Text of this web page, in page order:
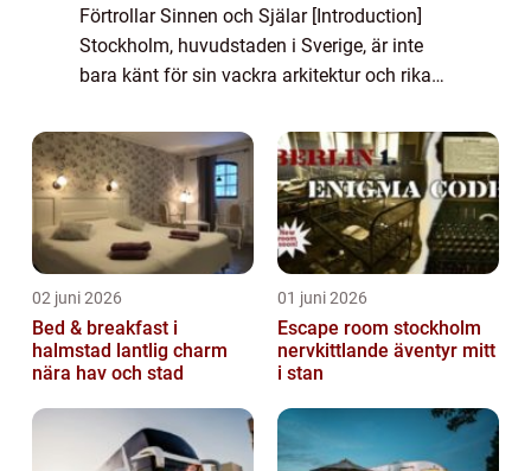
Förtrollar Sinnen och Själar [Introduction]
Stockholm, huvudstaden i Sverige, är inte
bara känt för sin vackra arkitektur och rika
festivaler som lockar besökare frå...
02 juni 2026
Bed & breakfast i
halmstad lantlig charm
nära hav och stad
01 juni 2026
Escape room stockholm
nervkittlande äventyr mitt
i stan